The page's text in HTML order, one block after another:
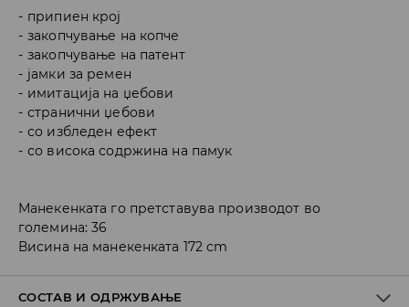
припиен крој
закопчување на копче
закопчување на патент
јамки за ремен
имитација на џебови
странични џебови
со избледен ефект
со висока содржина на памук
Манекенката го претставува производот во
големина: 36
Висина на манекенката 172 cm
СОСТАВ И ОДРЖУВАЊЕ